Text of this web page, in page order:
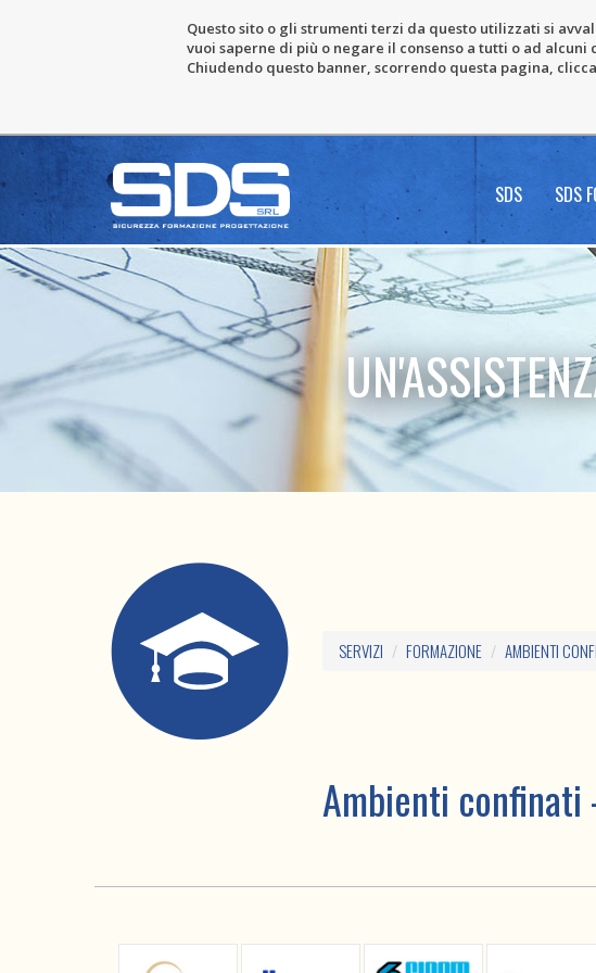
Questo sito o gli strumenti terzi da questo utilizzati si
vuoi saperne di più o negare il consenso a tutti o ad alcuni
Chiudendo questo banner, scorrendo questa pagina,
SDS SDS
SERVIZI FORMAZIONE AMBIENTI
Ambienti